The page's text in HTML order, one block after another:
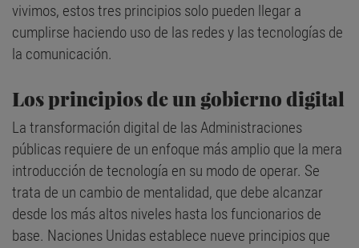
vivimos, estos tres principios solo pueden llegar a
cumplirse haciendo uso de las redes y las tecnologías de
la comunicación.
Los principios de un gobierno digital
La transformación digital de las Administraciones
públicas requiere de un enfoque más amplio que la mera
introducción de tecnología en su modo de operar. Se
trata de un cambio de mentalidad, que debe alcanzar
desde los más altos niveles hasta los funcionarios de
base. Naciones Unidas establece nueve principios que